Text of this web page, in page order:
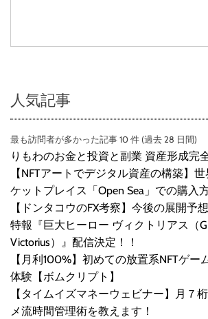
人気記事
最も訪問者が多かった記事 10 件 (過去 28 日間)
りもわのお金と投資と副業 資産形成完
【NFTアートでデジタル資産の構築】
ケットプレイス「Open Sea」での購入
【ドンタコウのFX考察】今後の展開予想
特報『巨大ヒーロー ヴィクトリアス（
Victorius）』配信決定！！
【月利100%】初めての放置系NFTゲー
体験【ボムクリプト】
【タイムイズマネーウェビナー】月７
メ流時間管理術を教えます！